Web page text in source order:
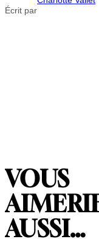
Écrit par
VOUS
AUSSI…